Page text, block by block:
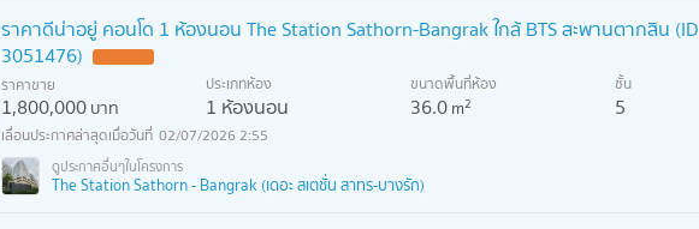
ราคาดีน่าอยู่ คอนโด 1 ห้องนอน The Station Sathorn-Bangrak ใกล้ BTS สะพานตากสิน (ID
3051476)
ราคาขาย
1,800,000บาท
ประเภทห้อง
1 ห้องนอน
ขนาดพื้นที่ห้อง
36.0m2
ชั้น
5
02/07/2026 2:55
The Station Sathorn - Bangrak (เดอะ สเตชั่น สาทร-บางรัก)